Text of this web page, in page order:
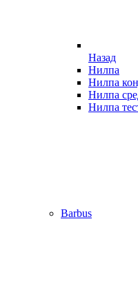
Назад
Нилпа
Нилпа
Нилпа
Нилпа
Barbus